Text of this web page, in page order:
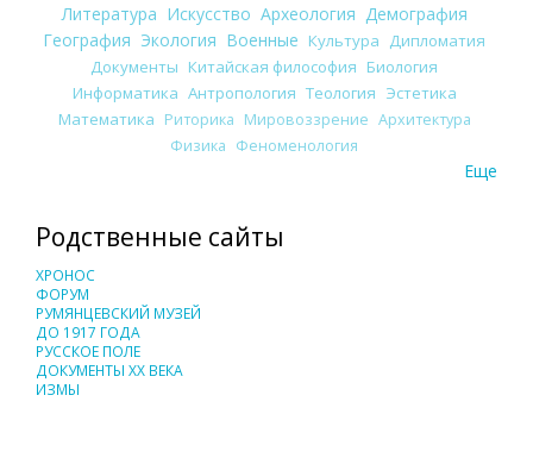
Литература Искусство Археология Демография
География Экология Военные Культура
Дипломатия
Документы Китайская философия Биология
Информатика Антропология Теология Эстетика
Математика Риторика Мировоззрение Архитектура
Физика Феноменология
Еще
Родственные сайты
ХРОНОС
ФОРУМ
РУМЯНЦЕВСКИЙ МУЗЕЙ
ДО 1917 ГОДА
РУССКОЕ ПОЛЕ
ДОКУМЕНТЫ XX ВЕКА
ИЗМЫ